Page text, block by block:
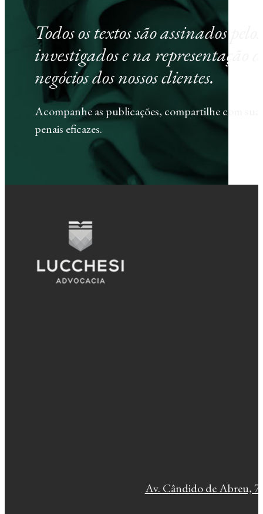
Todos os textos são assinados
investigados e na representação
negócios dos nossos clientes.
Acompanhe as publicações, compartilhe com
penais eficazes.
Av. Cândido de Abreu,